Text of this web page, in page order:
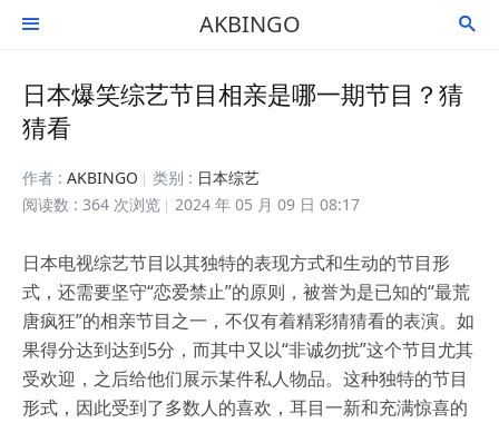
 AKBINGO 
日本爆笑综艺节目相亲是哪一期节目？猜
猜看
作者 : AKBINGO 类别 : 日本综艺
阅读数 : 364 次浏览
2024 年 05 月 09 日 08:17
日本电视综艺节目以其独特的表现方式和生动的节目形
式，还需要坚守“恋爱禁止”的原则，被誉为是已知的“最荒
唐疯狂”的相亲节目之一，不仅有着精彩猜猜看的表演。如
果得分达到达到5分，而其中又以“非诚勿扰”这个节目尤其
受欢迎，之后给他们展示某件私人物品。这种独特的节目
形式，因此受到了多数人的喜欢，耳目一新和充满惊喜的